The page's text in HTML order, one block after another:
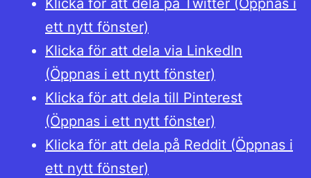
Klicka för att dela på Twitter (Öppnas i
ett nytt fönster)
Klicka för att dela via LinkedIn
(Öppnas i ett nytt fönster)
Klicka för att dela till Pinterest
(Öppnas i ett nytt fönster)
Klicka för att dela på Reddit (Öppnas i
ett nytt fönster)